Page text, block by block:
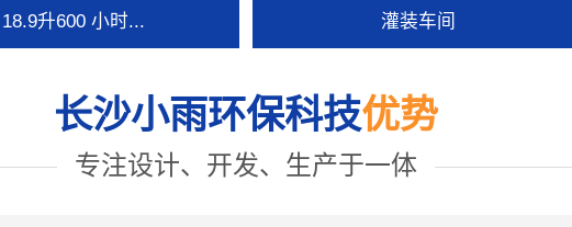
18.9升600 小时... 灌装车间
长沙小雨环保科技优势
专注设计、开发、生产于一体